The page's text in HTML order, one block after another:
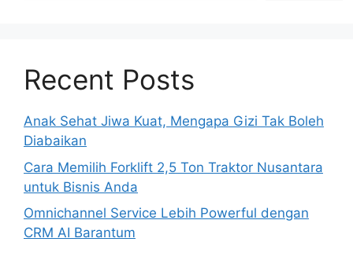
Recent Posts
Anak Sehat Jiwa Kuat, Mengapa Gizi Tak Boleh
Diabaikan
Cara Memilih Forklift 2,5 Ton Traktor Nusantara
untuk Bisnis Anda
Omnichannel Service Lebih Powerful dengan
CRM AI Barantum